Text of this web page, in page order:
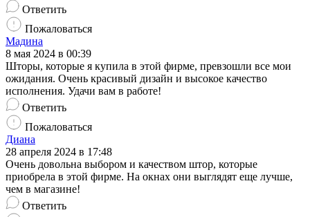
Ответить
Пожаловаться
Мадина
8 мая 2024 в 00:39
Шторы, которые я купила в этой фирме, превзошли все мои
ожидания. Очень красивый дизайн и высокое качество
исполнения. Удачи вам в работе!
Ответить
Пожаловаться
Диана
28 апреля 2024 в 17:48
Очень довольна выбором и качеством штор, которые
приобрела в этой фирме. На окнах они выглядят еще лучше,
чем в магазине!
Ответить